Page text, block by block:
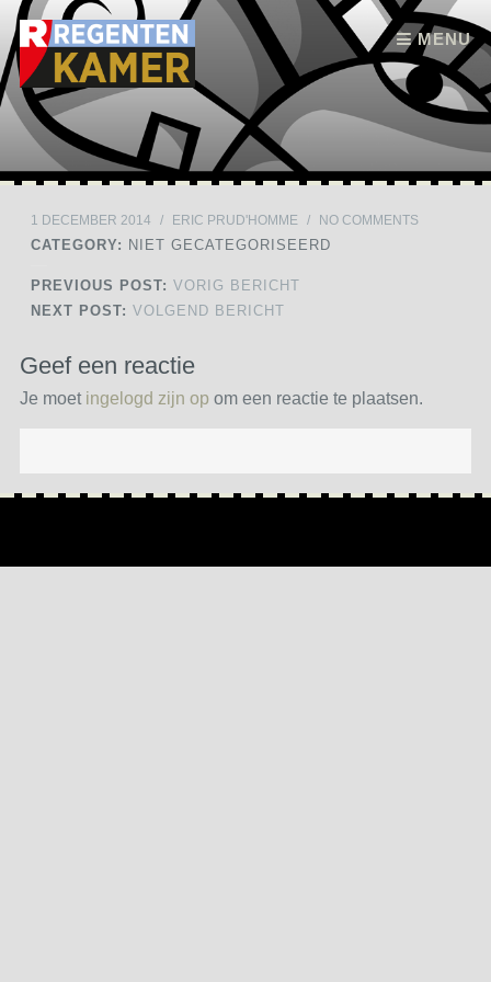
MENU
Skip to content
1 DECEMBER 2014 / ERIC PRUD'HOMME / NO COMMENTS
CATEGORY: NIET GECATEGORISEERD
PREVIOUS POST: VORIG BERICHT
NEXT POST: VOLGEND BERICHT
Geef een reactie
Je moet ingelogd zijn op om een reactie te plaatsen.